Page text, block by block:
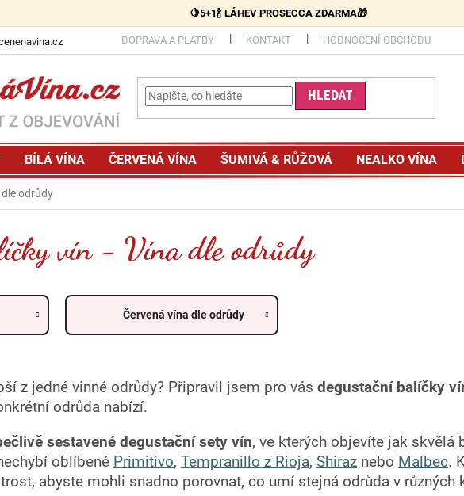
🍋5+1🍾 LÁHEV PROSECCA ZDARMA🎁
DOPRAVA A PLATBY KONTAKT HODNOCENÍ OBCHODU
HLEDAT
BÍLÁ VÍNA ČERVENÁ VÍNA ŠUMIVÁ & RŮŽOVÁ NEALKO VÍNA
odrůdy
vín - Vína dle odrůdy
z jedné vinné odrůdy? Připravil jsem pro vás degustační balíčky
odrůda nabízí.
sestavené degustační sety vín, ve kterých objevíte jak skvělá
oblíbené Primitivo, Tempranillo z Rioja, Shiraz nebo Malbec.
abyste mohli snadno porovnat, co umí stejná odrůda v různých
Červená vína dle odrůdy